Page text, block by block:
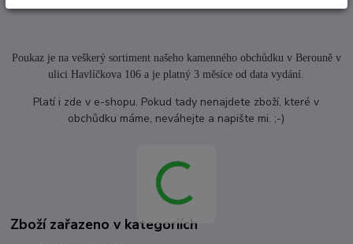
Poukaz je na veškerý sortiment našeho kamenného obchůdku v Berouně v
ulici Havlíčkova 106 a je platný 3 měsíce od data vydání.
Platí i zde v e-shopu. Pokud tady nenajdete zboží, které v
obchůdku máme, neváhejte a napište mi. ;-)
Zboží zařazeno v kategoriích